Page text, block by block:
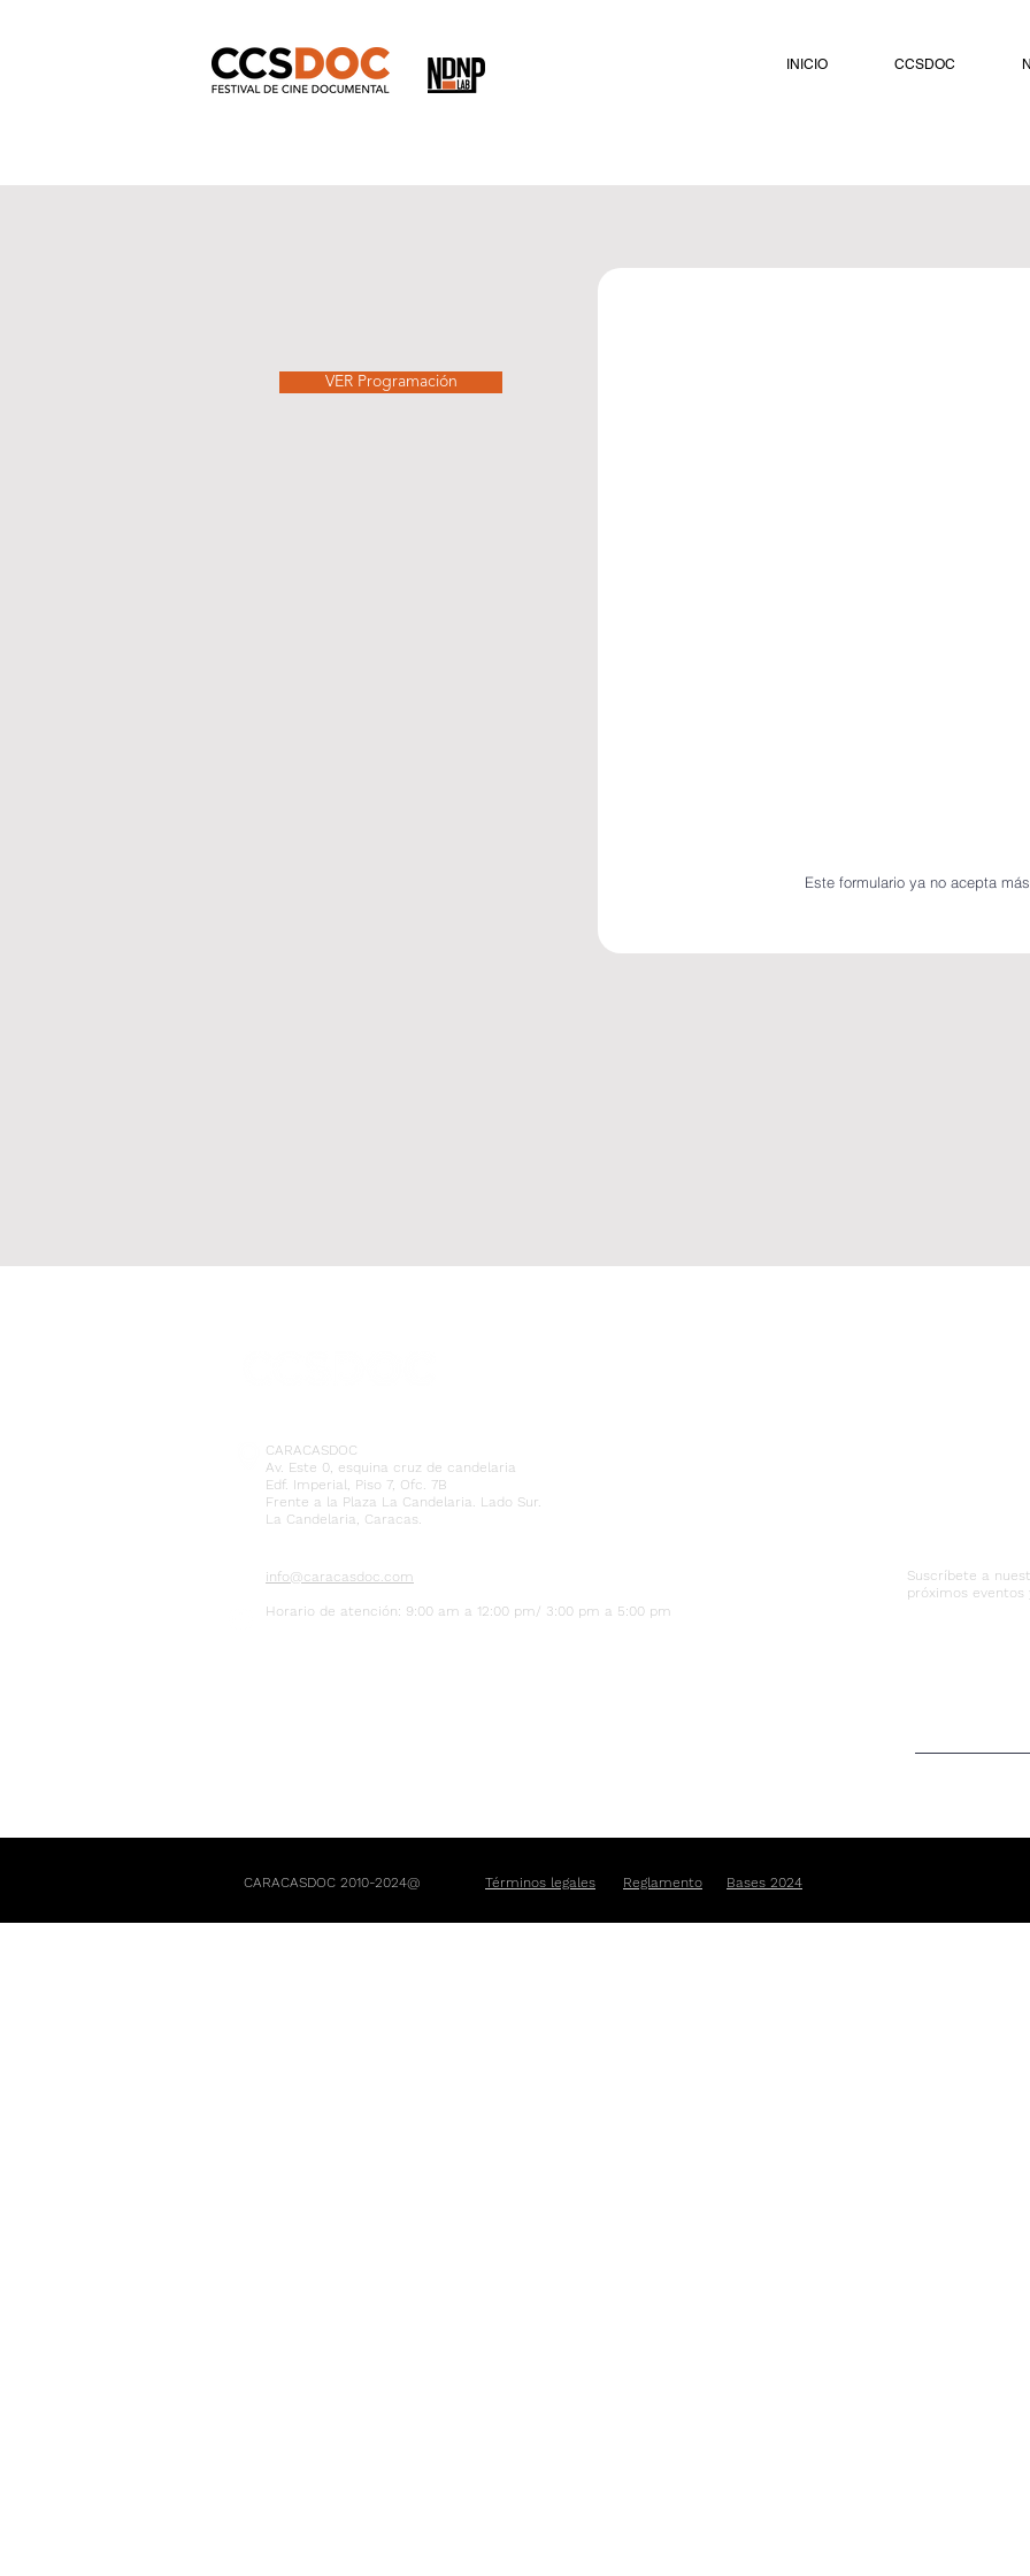
INICIO CCSDOC
VER Programación
Este formulario ya no acepta más
CARACASDOC
Av. Este 0, esquina cruz de candelaria
Edf. Imperial, Piso 7, Ofc. 7B
Frente a la Plaza La Candelaria. Lado Sur.
La Candelaria, Caracas.
info@caracasdoc.com
Horario de atención: 9:00 am a 12:00 pm/ 3:00 pm a 5:00 pm
Suscríbete a
próximos eventos
CARACASDOC 2010-2024@ Términos legales Reglamento Bases 2024